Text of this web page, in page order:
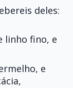
deles:
linho fino, e
e